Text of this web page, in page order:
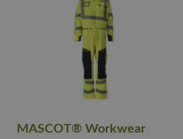
MASCOT® Workwear